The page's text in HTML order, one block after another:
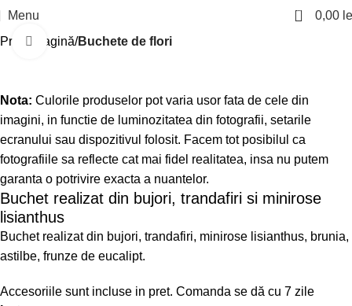
Menu 0 0,00
Prima pagină Buchete de flori
Click to enlarge
Nota: Culorile produselor pot varia usor fata de cele din
imagini, in functie de luminozitatea din fotografii, setarile
ecranului sau dispozitivul folosit. Facem tot posibilul ca
fotografiile sa reflecte cat mai fidel realitatea, insa nu putem
garanta o potrivire exacta a nuantelor.
Buchet realizat din bujori, trandafiri si minirose
lisianthus
Buchet realizat din bujori, trandafiri, minirose lisianthus, brunia,
astilbe, frunze de eucalipt.
Accesoriile sunt incluse in pret. Comanda se dă cu 7 zile